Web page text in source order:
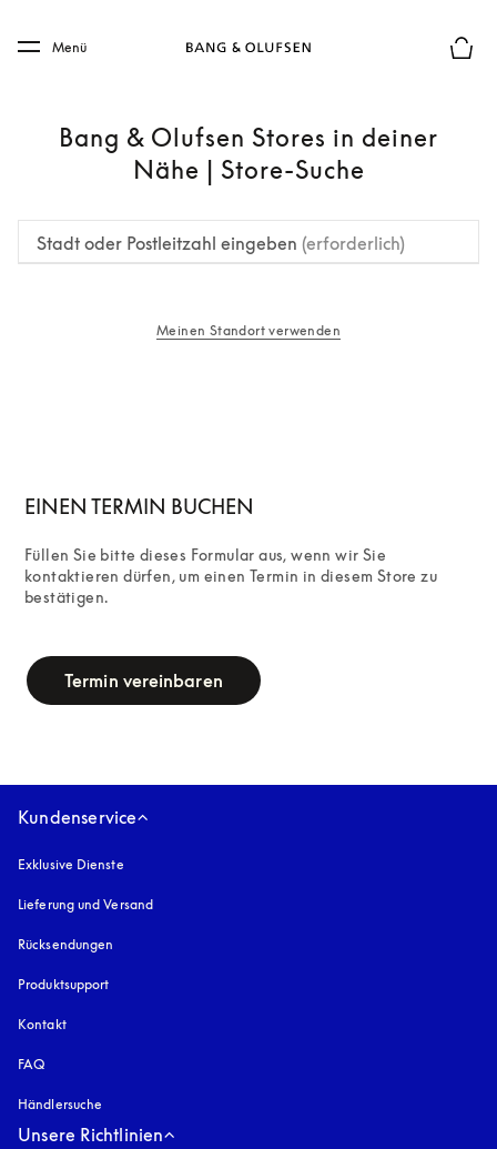
Skip to main footer
Menü
Bang & Olufsen Stores in deiner
Nähe | Store-Suche
Stadt oder Postleitzahl eingeben (erforderlich)
Meinen Standort verwenden
EINEN TERMIN BUCHEN
Füllen Sie bitte dieses Formular aus, wenn wir Sie
kontaktieren dürfen, um einen Termin in diesem Store zu
bestätigen.
Termin vereinbaren
Kundenservice
Exklusive Dienste
Lieferung und Versand
Rücksendungen
Produktsupport
Kontakt
FAQ
Händlersuche
Unsere Richtlinien